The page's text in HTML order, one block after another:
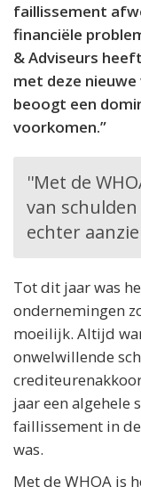
faillissement
financiële
& Adviseurs
met deze nieuwe
beoogt een
voorkomen.”
''Met de
van
echter
Tot dit jaar was
ondernemingen
moeilijk. Altijd
onwelwillende
jaar een algehele
faillissement in
was.
Met de WHOA is